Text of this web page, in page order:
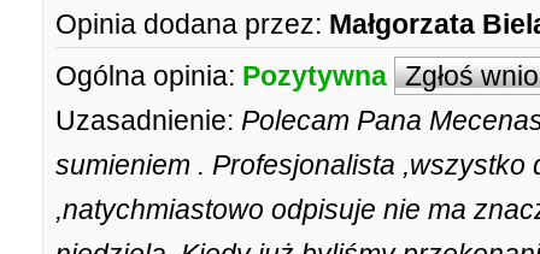
Opinia dodana przez: Małgorzata
Ogólna opinia: Pozytywna Zgłoś
Uzasadnienie: Polecam Pana
sumieniem . Profesjonalista ,wszystko
,natychmiastowo odpisuje nie ma